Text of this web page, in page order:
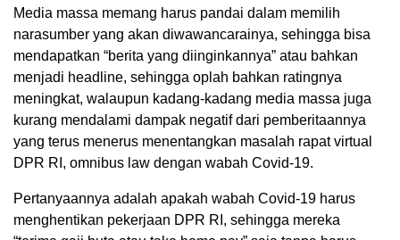
Media massa memang harus pandai dalam memilih
narasumber yang akan diwawancarainya, sehingga bisa
mendapatkan “berita yang diinginkannya” atau bahkan
menjadi headline, sehingga oplah bahkan ratingnya
meningkat, walaupun kadang-kadang media massa juga
kurang mendalami dampak negatif dari pemberitaannya
yang terus menerus menentangkan masalah rapat virtual
DPR RI, omnibus law dengan wabah Covid-19.
Pertanyaannya adalah apakah wabah Covid-19 harus
menghentikan pekerjaan DPR RI, sehingga mereka